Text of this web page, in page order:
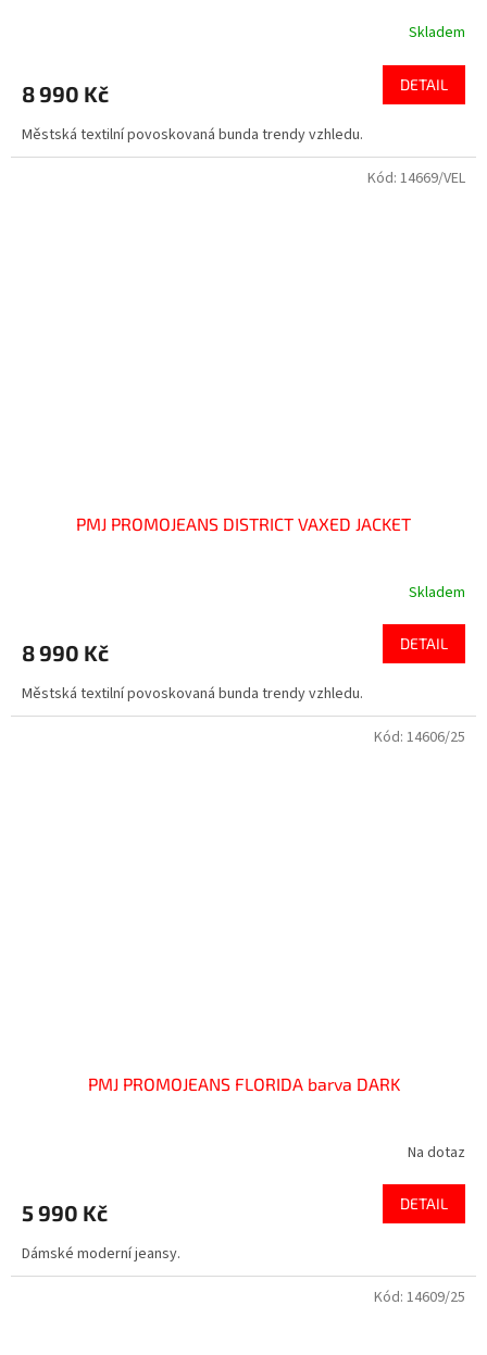
Skladem
8 990 Kč DETAIL
Městská textilní povoskovaná bunda trendy vzhledu.
PMJ PROMOJEANS DISTRICT VAXED JACKET
Skladem
8 990 Kč DETAIL
Městská textilní povoskovaná bunda trendy vzhledu.
Kód: 14669/VEL
PMJ PROMOJEANS FLORIDA barva DARK
Na dotaz
5 990 Kč DETAIL
Dámské moderní jeansy.
Kód: 14606/25
Kód: 14609/25